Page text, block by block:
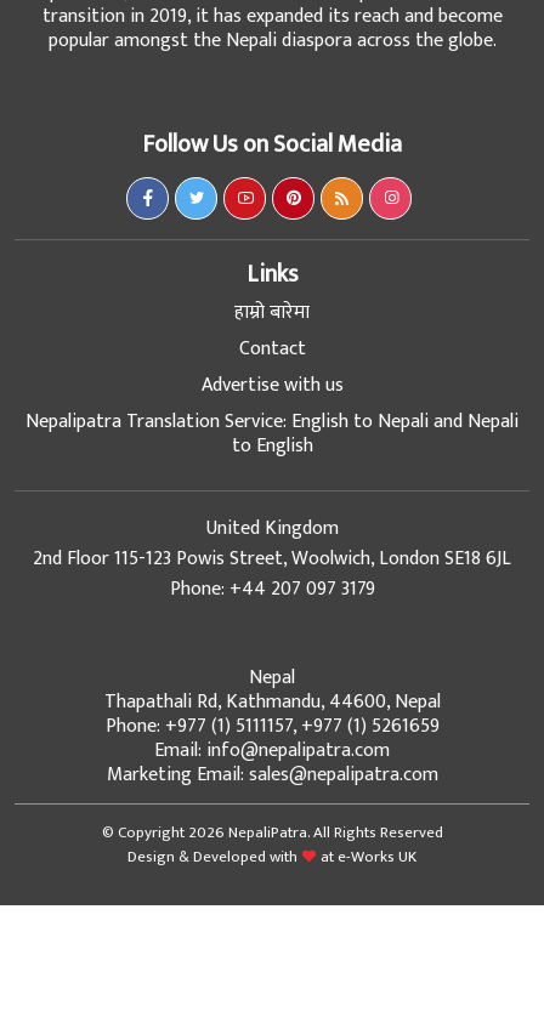
transition in 2019, it has expanded its reach and become
popular amongst the Nepali diaspora across the globe.
Follow Us on Social Media
Links
हाम्रो बारेमा
Contact
Advertise with us
Nepalipatra Translation Service: English to Nepali and Nepali
to English
United Kingdom
2nd Floor 115-123 Powis Street, Woolwich, London SE18 6JL
Phone: +44 207 097 3179
Nepal
Thapathali Rd, Kathmandu, 44600, Nepal
Phone: +977 (1) 5111157, +977 (1) 5261659
Email: info@nepalipatra.com
Marketing Email: sales@nepalipatra.com
© Copyright 2026 NepaliPatra. All Rights Reserved
Design & Developed with
ate-Works UK